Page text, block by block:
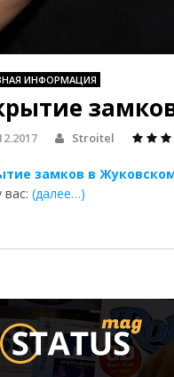
ИНФОРМАЦИЯ
Stroitel
замков в
вас: (далее…)